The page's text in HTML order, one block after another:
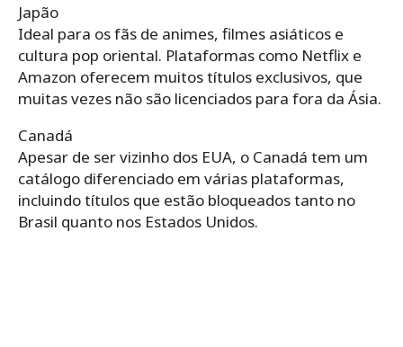
Japão
Ideal para os fãs de animes, filmes asiáticos e
cultura pop oriental. Plataformas como Netflix e
Amazon oferecem muitos títulos exclusivos, que
muitas vezes não são licenciados para fora da Ásia.
Canadá
Apesar de ser vizinho dos EUA, o Canadá tem um
catálogo diferenciado em várias plataformas,
incluindo títulos que estão bloqueados tanto no
Brasil quanto nos Estados Unidos.